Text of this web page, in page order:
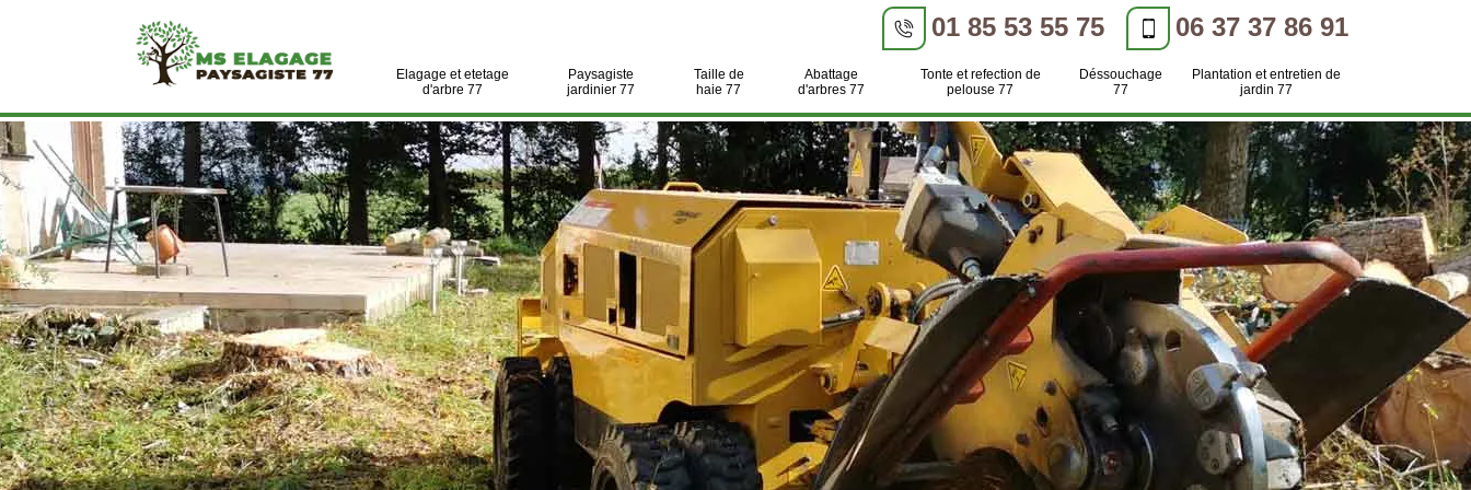
01 85 53 55 75 06 37 37 86 91
Elagage et etetage
d'arbre 77
Paysagiste
jardinier 77
Taille de
haie 77
Abattage
d'arbres 77
Tonte et refection de
pelouse 77
Déssouchage
77
Plantation et entretien de
jardin 77